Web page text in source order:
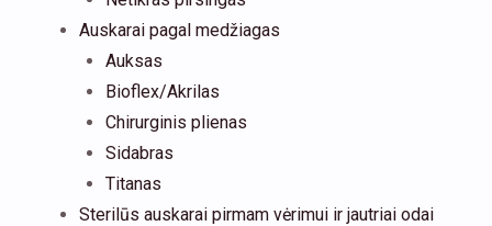
Auskarai pagal medžiagas
Auksas
Bioflex/Akrilas
Chirurginis plienas
Sidabras
Titanas
Sterilūs auskarai pirmam vėrimui ir jautriai odai